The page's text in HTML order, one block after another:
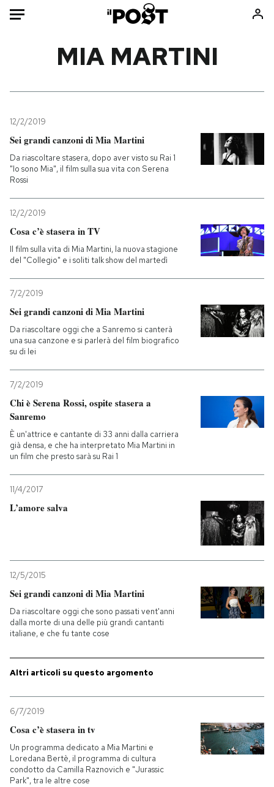
Mondo
Politica
Tecnologia
Internet
Cultura
Economia
Sport
Storie/Idee
Ok Boomer!
Mondiali calcio 2026
PODCAST
NEWSLETTER
I MIEI PREFERITI
SHOP
CALENDARIO
MIA MARTINI
12/2/2019
Sei grandi canzoni di Mia Martini
Da riascoltare stasera, dopo aver visto su Rai 1
"Io sono Mia", il film sulla sua vita con Serena
Rossi
12/2/2019
Cosa c’è stasera in TV
Il film sulla vita di Mia Martini, la nuova stagione
del "Collegio" e i soliti talk show del martedì
7/2/2019
Sei grandi canzoni di Mia Martini
Da riascoltare oggi che a Sanremo si canterà
una sua canzone e si parlerà del film biografico
su di lei
7/2/2019
Chi è Serena Rossi, ospite stasera a
Sanremo
È un'attrice e cantante di 33 anni dalla carriera
già densa, e che ha interpretato Mia Martini in
un film che presto sarà su Rai 1
11/4/2017
L’amore salva
12/5/2015
Sei grandi canzoni di Mia Martini
Da riascoltare oggi che sono passati vent'anni
dalla morte di una delle più grandi cantanti
italiane, e che fu tante cose
Altri articoli su questo argomento
6/7/2019
Cosa c’è stasera in tv
Un programma dedicato a Mia Martini e
Loredana Bertè, il programma di cultura
condotto da Camilla Raznovich e "Jurassic
Park", tra le altre cose